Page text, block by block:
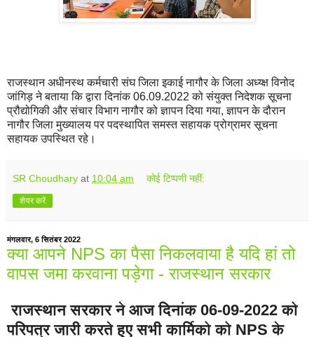
राजस्थान अधीनस्थ कर्मचारी संघ जिला इकाई नागौर के जिला अध्य्क्ष विनोद
जांगिड़ ने बताया कि द्वारा दिनांक 06.09.2022 को संयुक्त निदेशक सूचना
प्रौद्योगिकी और संचार विभाग नागौर को ज्ञापन दिया गया, ज्ञापन के दौरान
नागौर जिला मुख्यालय पर पदस्थापित समस्त सहायक प्रोग्रामर सूचना
सहायक उपस्थित रहे।
SR Choudhary at 10:04 am कोई टिप्पणी नहीं:
शेयर करें
मंगलवार, 6 सितंबर 2022
क्या आपने NPS का पैसा निकलवाया है यदि हां तो
वापस जमा करवाना पड़ेगा - राजस्थान सरकार
राजस्थान सरकार ने आज दिनांक 06-09-2022 को
परिपत्र जारी करते हुए सभी कार्मिको को NPS के